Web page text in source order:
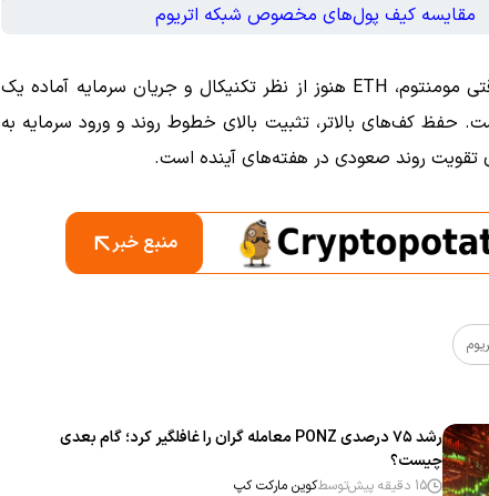
مقایسه کیف پول‌های مخصوص شبکه اتریوم
با وجود کاهش موقتی مومنتوم، ETH هنوز از نظر تکنیکال و جریان سرمایه آماده یک
حفظ کف‌های بالاتر، تثبیت بالای خطوط روند و ورود سرمایه به
منبع خبر
رشد ۷۵ درصدی PONZ معامله‌ گران را غافلگیر کرد؛ گام بعدی
چیست؟
15 دقیقه پیش توسطکوین مارکت کپ